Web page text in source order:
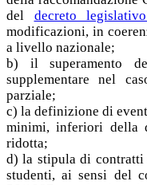
del decreto
modificazioni, in
a livello nazionale;
b) il superamento
supplementare nel
parziale;
c) la definizione di
minimi, inferiori della
ridotta;
d) la stipula di contratti
studenti, ai sensi del